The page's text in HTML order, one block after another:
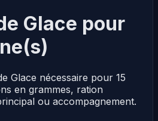
Glace pour
Glace nécessaire pour 15
en grammes, ration
ou accompagnement.